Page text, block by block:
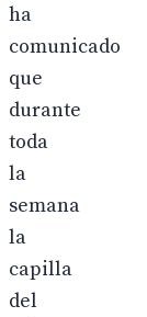
ha
comunicado
que
durante
toda
la
semana
la
capilla
del